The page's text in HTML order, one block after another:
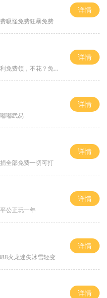
吸怪免费狂暴免费
详情
领，不花？免费通关！
详情
嘟武易
详情
全部免费一切可打
详情
公正玩一年
详情
火龙迷失冰雪轻变
详情
详情